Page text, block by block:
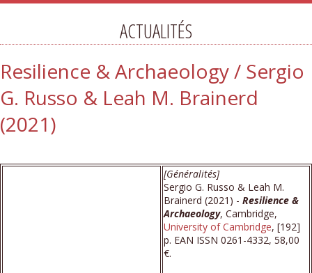
ACTUALITÉS
Resilience & Archaeology / Sergio
G. Russo & Leah M. Brainerd
(2021)
[Généralités]
Sergio G. Russo & Leah M.
Brainerd (2021) - Resilience &
Archaeology, Cambridge,
University of Cambridge, [192]
p. EAN ISSN 0261-4332, 58,00
€.